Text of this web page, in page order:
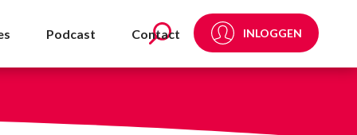
Podcast Contact INLOGGEN